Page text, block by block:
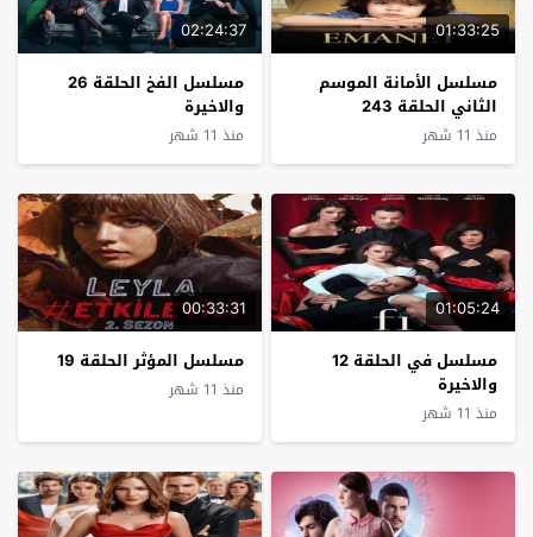
01:33:25
مسلسل الأمانة الموسم
الثاني الحلقة 243
منذ 11 شهر
02:24:37
‏مسلسل الفخ الحلقة 26
والاخيرة
منذ 11 شهر
01:05:24
مسلسل في الحلقة 12
والاخيرة
منذ 11 شهر
00:33:31
مسلسل المؤثر الحلقة 19
منذ 11 شهر